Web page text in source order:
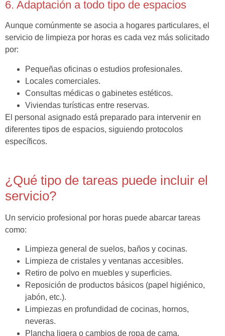
6. Adaptación a todo tipo de espacios
Aunque comúnmente se asocia a hogares particulares, el
servicio de limpieza por horas es cada vez más solicitado
por:
Pequeñas oficinas o estudios profesionales.
Locales comerciales.
Consultas médicas o gabinetes estéticos.
Viviendas turísticas entre reservas.
El personal asignado está preparado para intervenir en
diferentes tipos de espacios, siguiendo protocolos
específicos.
¿Qué tipo de tareas puede incluir el
servicio?
Un servicio profesional por horas puede abarcar tareas
como:
Limpieza general de suelos, baños y cocinas.
Limpieza de cristales y ventanas accesibles.
Retiro de polvo en muebles y superficies.
Reposición de productos básicos (papel higiénico,
jabón, etc.).
Limpiezas en profundidad de cocinas, hornos,
neveras.
Plancha ligera o cambios de ropa de cama.